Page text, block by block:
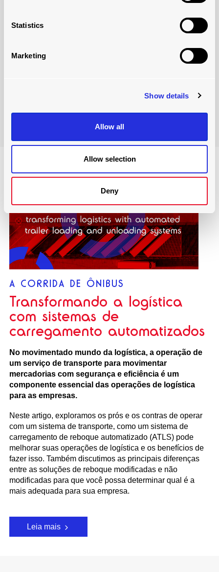
Statistics
Marketing
Show details
Allow all
Allow selection
Deny
automatizado.
Se uma empresa estiver fazendo um transporte de uma
fábrica para um depósito e vice-versa, ela se beneficiará
A CORRIDA DE ÔNIBUS
Transformando a logística
com sistemas de
carregamento automatizados
No movimentado mundo da logística, a operação de
um serviço de transporte para movimentar
mercadorias com segurança e eficiência é um
componente essencial das operações de logística
para as empresas.
Neste artigo, exploramos os prós e os contras de operar
com um sistema de transporte, como um sistema de
carregamento de reboque automatizado (ATLS) pode
melhorar suas operações de logística e os benefícios de
fazer isso. Também discutimos as principais diferenças
entre as soluções de reboque modificadas e não
modificadas para que você possa determinar qual é a
mais adequada para sua empresa.
Leia mais